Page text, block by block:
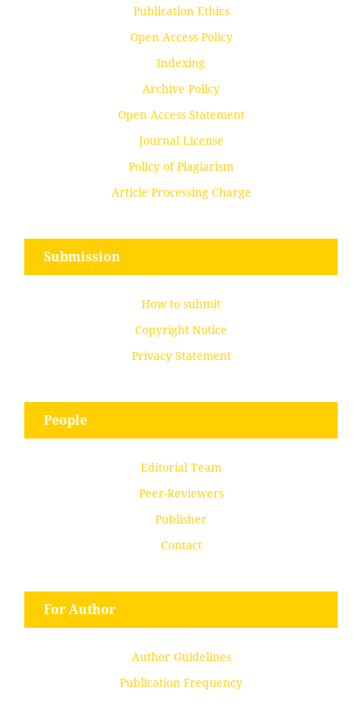
Publication Ethics
Open Access Policy
Indexing
Archive Policy
Open Access Statement
Journal License
Policy of Plagiarism
Article Processing Charge
Submission
How to submit
Copyright Notice
Privacy Statement
People
Editorial Team
Peer-Reviewers
Publisher
Contact
For Author
Author Guidelines
Publication Frequency